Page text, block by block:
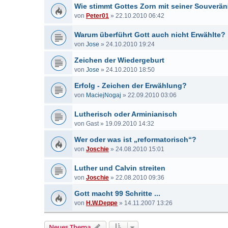
Wie stimmt Gottes Zorn mit seiner
von Peter01 » 22.10.2010 06:42
Warum überführt Gott auch nicht Erwählte?
von Jose » 24.10.2010 19:24
Zeichen der Wiedergeburt
von Jose » 24.10.2010 18:50
Erfolg - Zeichen der Erwählung?
von MaciejNogaj » 22.09.2010 03:06
Lutherisch oder Arminianisch
von Gast» 19.09.2010 14:32
Wer oder was ist „reformatorisch“?
von Joschie » 24.08.2010 15:01
Luther und Calvin streiten
von Joschie » 22.08.2010 09:36
Gott macht 99 Schritte ...
von H.W.Deppe » 14.11.2007 13:26